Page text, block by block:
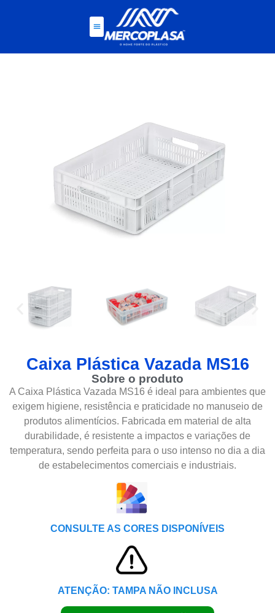
Caixa Plástica Vazada MS16
Sobre o produto
A Caixa Plástica Vazada MS16 é ideal para ambientes que
exigem higiene, resistência e praticidade no manuseio de
produtos alimentícios. Fabricada em material de alta
durabilidade, é resistente a impactos e variações de
temperatura, sendo perfeita para o uso intenso no dia a dia
de estabelecimentos comerciais e industriais.
CONSULTE AS CORES DISPONÍVEIS
ATENÇÃO: TAMPA NÃO INCLUSA